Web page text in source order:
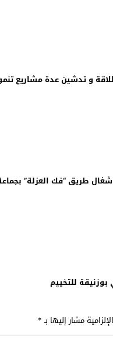
و تدشين عدة مشاريع
طريق “فك العزلة”
للتخييم
مشار إليها بـ*